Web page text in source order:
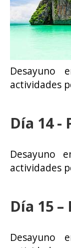
actividades
Día 14 -
actividades
Día 15